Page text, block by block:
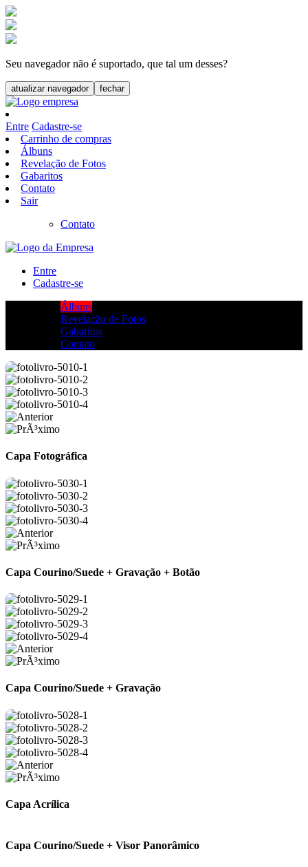
Seu navegador não é suportado, que tal um desses?
atualizar navegador fechar
Entre Cadastre-se
Carrinho de compras
Álbuns
Revelação de Fotos
Gabaritos
Contato
Sair
Contato
Entre
Cadastre-se
Álbuns
Revelação de Fotos
Gabaritos
Contato
Capa Fotográfica
Capa Courino/Suede + Gravação + Botão
Capa Courino/Suede + Gravação
Capa Acrílica
Capa Courino/Suede + Visor Panorâmico